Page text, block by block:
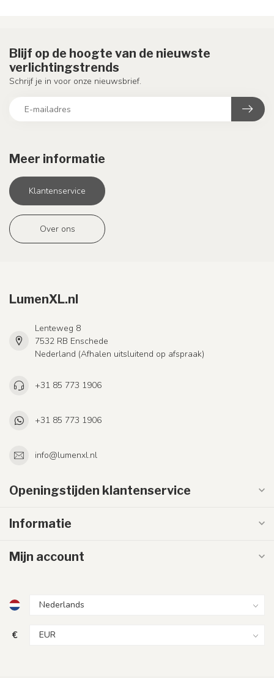
Meer informatie
Klantenservice
Over ons
Blijf op de hoogte van de nieuwste
verlichtingstrends
Schrijf je in voor onze nieuwsbrief.
LumenXL.nl
Lenteweg 8
7532 RB Enschede
Nederland (Afhalen uitsluitend op afspraak)
+31 85 773 1906
+31 85 773 1906
info@lumenxl.nl
Openingstijden klantenservice
Informatie
Mijn account
€